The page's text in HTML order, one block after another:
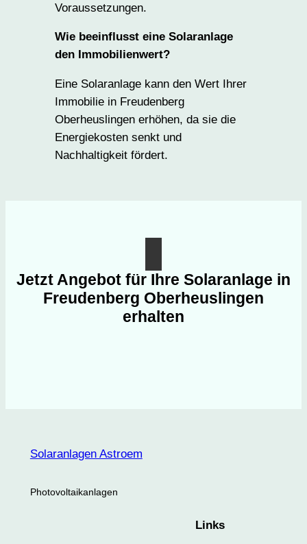
Voraussetzungen.
Wie beeinflusst eine Solaranlage
den Immobilienwert?
Eine Solaranlage kann den Wert Ihrer
Immobilie in Freudenberg
Oberheuslingen erhöhen, da sie die
Energiekosten senkt und
Nachhaltigkeit fördert.
Jetzt Angebot für Ihre Solaranlage in
Freudenberg Oberheuslingen
erhalten
Solaranlagen Astroem
Photovoltaikanlagen
Links